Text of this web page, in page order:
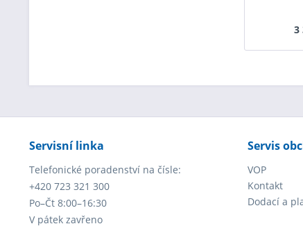
3
Servisní linka
Telefonické poradenství na čísle:
+420 723 321 300
Po–Čt 8:00–16:30
V pátek zavřeno
Servis
VOP
Kontakt
Dodací a